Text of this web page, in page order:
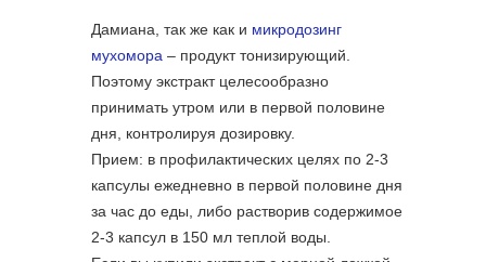
Дамиана, так же как и микродозинг
мухомора – продукт тонизирующий.
Поэтому экстракт целесообразно
принимать утром или в первой половине
дня, контролируя дозировку.
Прием: в профилактических целях по 2-3
капсулы ежедневно в первой половине дня
за час до еды, либо растворив содержимое
2-3 капсул в 150 мл теплой воды.